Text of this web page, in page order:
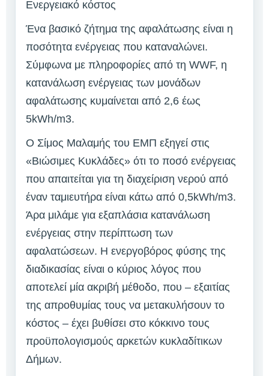
Ενεργειακό κόστος
Ένα βασικό ζήτημα της αφαλάτωσης είναι η
ποσότητα ενέργειας που καταναλώνει.
Σύμφωνα με πληροφορίες από τη WWF, η
κατανάλωση ενέργειας των μονάδων
αφαλάτωσης κυμαίνεται από 2,6 έως
5kWh/m3.
Ο Σίμος Μαλαμής του ΕΜΠ εξηγεί στις
«Βιώσιμες Κυκλάδες» ότι το ποσό ενέργειας
που απαιτείται για τη διαχείριση νερού από
έναν ταμιευτήρα είναι κάτω από 0,5kWh/m3.
Άρα μιλάμε για εξαπλάσια κατανάλωση
ενέργειας στην περίπτωση των
αφαλατώσεων. Η ενεργοβόρος φύσης της
διαδικασίας είναι ο κύριος λόγος που
αποτελεί μία ακριβή μέθοδο, που – εξαιτίας
της απροθυμίας τους να μετακυλήσουν το
κόστος – έχει βυθίσει στο κόκκινο τους
προϋπολογισμούς αρκετών κυκλαδίτικων
Δήμων.